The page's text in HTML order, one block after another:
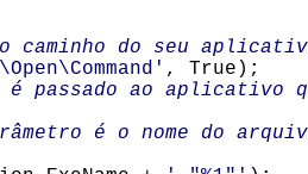
do seu
, True);
passado ao aplicativo
é o nome do